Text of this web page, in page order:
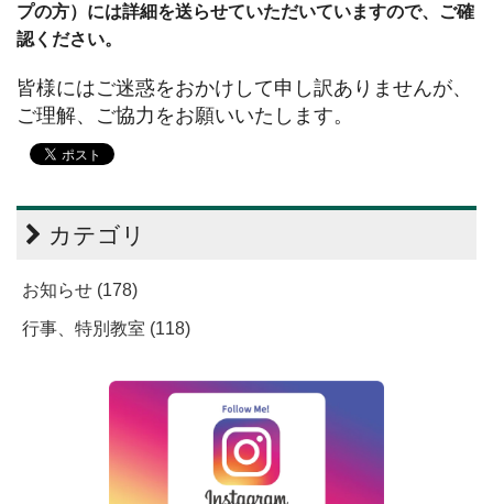
プの方）には詳細を送らせていただいていますので、ご確
認ください。
皆様にはご迷惑をおかけして申し訳ありませんが、
ご理解、ご協力をお願いいたします。
カテゴリ
お知らせ (178)
行事、特別教室 (118)